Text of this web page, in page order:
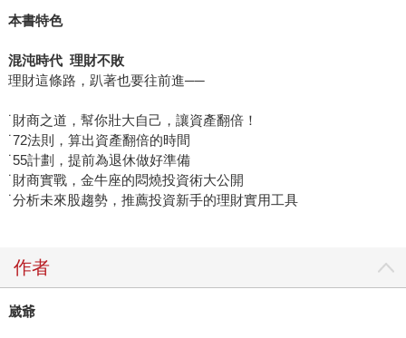
本書特色
混沌時代 理財不敗
理財這條路，趴著也要往前進──
˙財商之道，幫你壯大自己，讓資產翻倍！
˙72法則，算出資產翻倍的時間
˙55計劃，提前為退休做好準備
˙財商實戰，金牛座的悶燒投資術大公開
˙分析未來股趨勢，推薦投資新手的理財實用工具
作者
崴爺